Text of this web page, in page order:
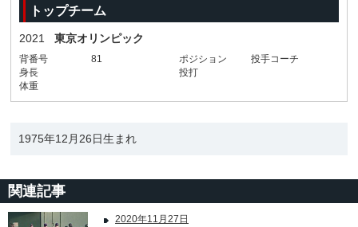
トップチーム
2021 東京オリンピック
背番号 81 ポジション
投手コーチ
身長
投打
体重
1975年12月26日生まれ
関連記事
2020年11月27日